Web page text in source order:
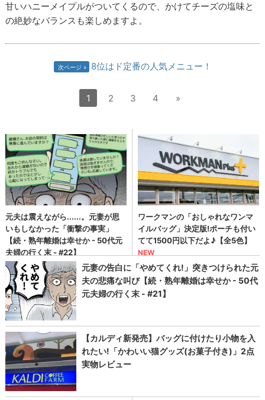
甘いハニーメイプルがついてくるので、かけてチーズの塩味と
の絶妙なバランスも楽しめますよ。
次ページ 8位はド定番の人気メニュー！
1 2 3 4 »